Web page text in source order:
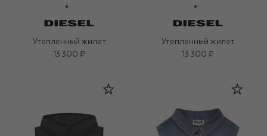
Утепленный жилет
13 300 ₽
Утепленный жилет
13 300 ₽